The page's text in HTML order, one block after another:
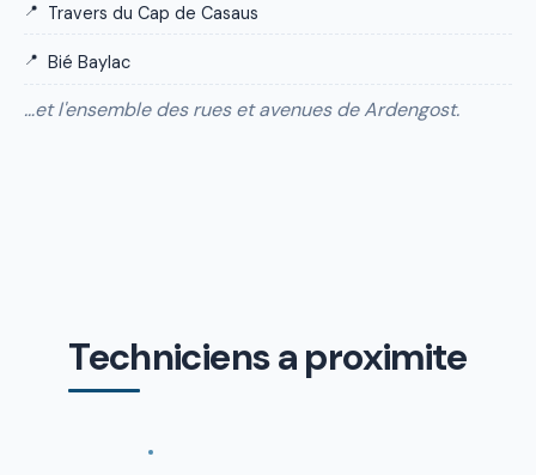
Travers du Cap de Casaus
Bié Baylac
…et l'ensemble des rues et avenues de Ardengost.
Techniciens a proximite